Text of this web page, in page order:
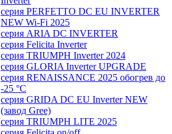
серия PERFETTO DC EU INVERTER
NEW Wi-Fi 2025
серия ARIA DC INVERTER
серия Felicita Inverter
серия TRIUMPH Inverter 2024
серия GLORIA Inverter UPGRADE
серия RENAISSANCE 2025 обогрев до
-25 °С
серия GRIDA DC EU Inverter NEW
(завод Gree)
серия TRIUMPH LITE 2025